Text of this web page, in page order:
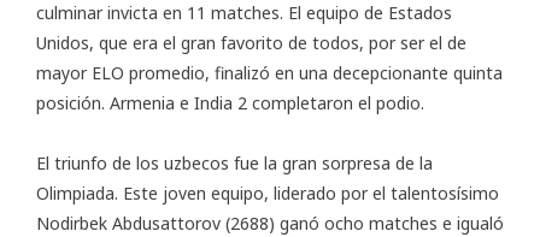
culminar invicta en 11 matches. El equipo de Estados
Unidos, que era el gran favorito de todos, por ser el de
mayor ELO promedio, finalizó en una decepcionante quinta
posición. Armenia e India 2 completaron el podio.
El triunfo de los uzbecos fue la gran sorpresa de la
Olimpiada. Este joven equipo, liderado por el talentosísimo
Nodirbek Abdusattorov (2688) ganó ocho matches e igualó